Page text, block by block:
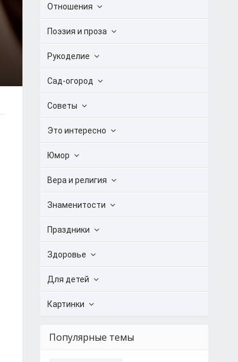
Отношения
Поэзия и проза
Рукоделие
Сад-огород
Советы
Это интересно
Юмор
Вера и религия
Знаменитости
Праздники
Здоровье
Для детей
Картинки
Популярные темы